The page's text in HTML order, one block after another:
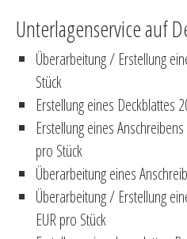
Unterlagenservice auf
Überarbeitung / Erstellung
Stück
Erstellung eines Deckblattes
Erstellung eines
pro Stück
Überarbeitung eines
Überarbeitung / Erstellung
EUR pro Stück